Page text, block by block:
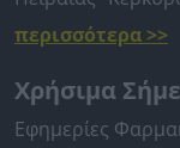
περισσότερα >>
Χρήσιμα
Εφημερίες